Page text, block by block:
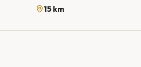
15 km